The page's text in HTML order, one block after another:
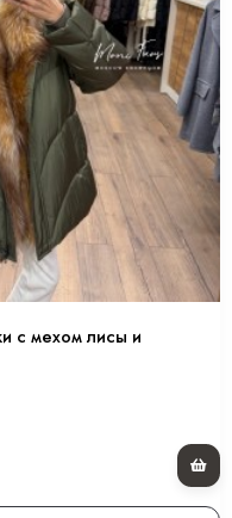
с мехом лисы и